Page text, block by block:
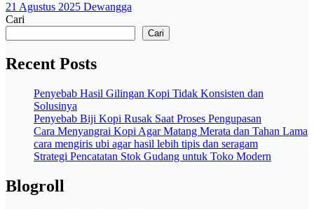
21 Agustus 2025 Dewangga
Cari
Cari
Recent Posts
Penyebab Hasil Gilingan Kopi Tidak Konsisten dan
Solusinya
Penyebab Biji Kopi Rusak Saat Proses Pengupasan
Cara Menyangrai Kopi Agar Matang Merata dan Tahan Lama
cara mengiris ubi agar hasil lebih tipis dan seragam
Strategi Pencatatan Stok Gudang untuk Toko Modern
Blogroll